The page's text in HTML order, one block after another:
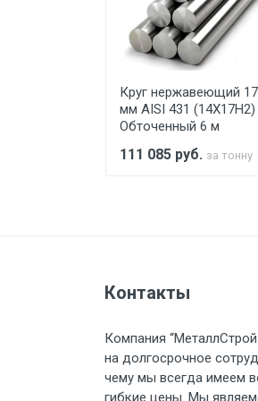
При
Груз до 6 м,
Груз до 6 м,
Груз до 6 м,
Круг нержавеющий
мм AISI 431 (14Х17Н2)
Обточенный 6 м
111 085 руб. за тонну
Контакты
Компания
на долгосрочное
чему мы всегда имеем
гибкие цены. Мы